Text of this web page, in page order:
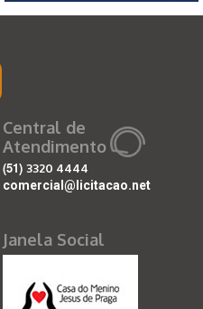
Central de
Atendimento
(51) 3320 4444
comercial@licitacao.net
Janela Social